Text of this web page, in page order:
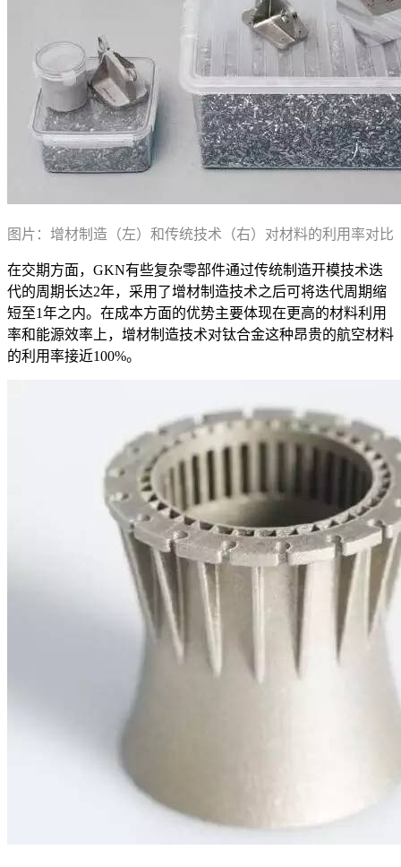
图片：增材制造（左）和传统技术（右）对材料的利用率对比
在交期方面，GKN有些复杂零部件通过传统制造开模技术迭
代的周期长达2年，采用了增材制造技术之后可将迭代周期缩
短至1年之内。在成本方面的优势主要体现在更高的材料利用
率和能源效率上，增材制造技术对钛合金这种昂贵的航空材料
的利用率接近100%。